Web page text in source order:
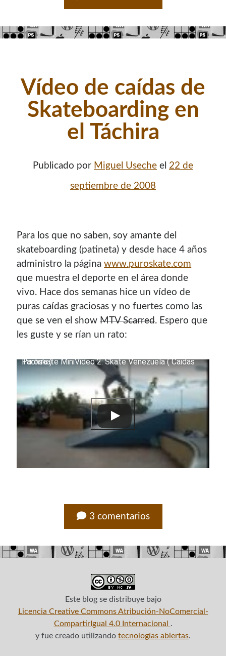
Ví­deo de caí­das de
Skateboarding en
el Táchira
Publicado por Miguel Useche el 22 de
septiembre de 2008
Para los que no saben, soy amante del
skateboarding (patineta) y desde hace 4 años
administro la páginawww.puroskate.com
que muestra el deporte en el área donde
vivo. Hace dos semanas hice un ví­deo de
puras caí­das graciosas y no fuertes como las
que se ven el showMTV Scarred. Espero que
les guste y se rí­an un rato:
Puroskate MiniVideo 2: Skate Venezuela ( Caidas Tachira )
3 comentarios
Este blogse distribuye bajo
Licencia Creative Commons Atribución-NoComercial-
CompartirIgual 4.0 Internacional .
y fue creado utilizando tecnologías abiertas.